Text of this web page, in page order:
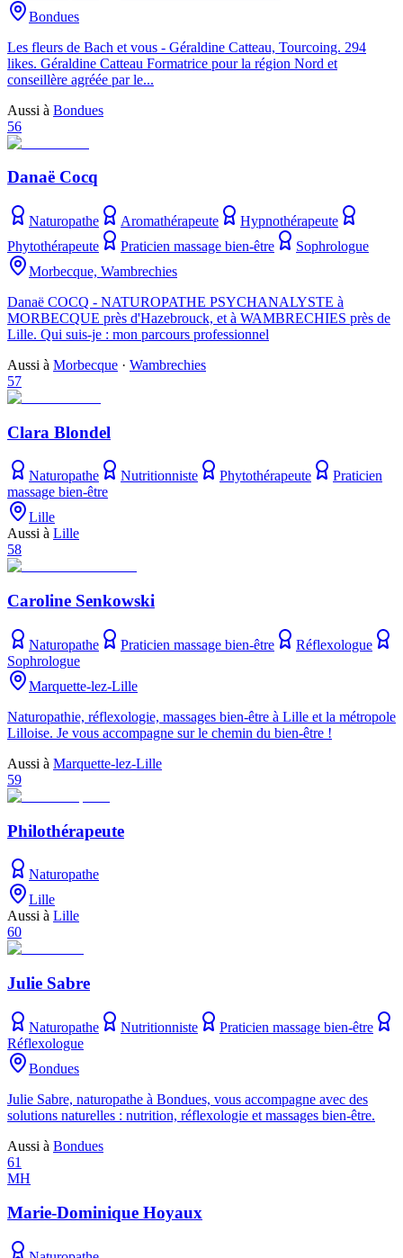
Bondues
Les fleurs de Bach et vous - Géraldine Catteau, Tourcoing. 294
likes. Géraldine Catteau Formatrice pour la région Nord et
conseillère agréée par le...
Aussi à Bondues
56
Danaë Cocq
Naturopathe Aromathérapeute
Hypnothérapeute
Phytothérapeute
Praticien massage bien-être
Sophrologue
Morbecque, Wambrechies
Danaë COCQ - NATUROPATHE PSYCHANALYSTE à
MORBECQUE près d'Hazebrouck, et à WAMBRECHIES près de
Lille. Qui suis-je : mon parcours professionnel
Aussi à Morbecque · Wambrechies
57
Clara Blondel
Naturopathe Nutritionniste Phytothérapeute
Praticien
massage bien-être
Lille
Aussi à Lille
58
Caroline Senkowski
Naturopathe Praticien massage bien-être
Réflexologue
Sophrologue
Marquette-lez-Lille
Naturopathie, réflexologie, massages bien-être à Lille et la métropole
Lilloise. Je vous accompagne sur le chemin du bien-être !
Aussi à Marquette-lez-Lille
59
Philothérapeute
Naturopathe
Lille
Aussi à Lille
60
Julie Sabre
Naturopathe Nutritionniste
Praticien massage bien-être
Réflexologue
Bondues
Julie Sabre, naturopathe à Bondues, vous accompagne avec des
solutions naturelles : nutrition, réflexologie et massages bien-être.
Aussi à Bondues
61
MH
Marie-Dominique Hoyaux